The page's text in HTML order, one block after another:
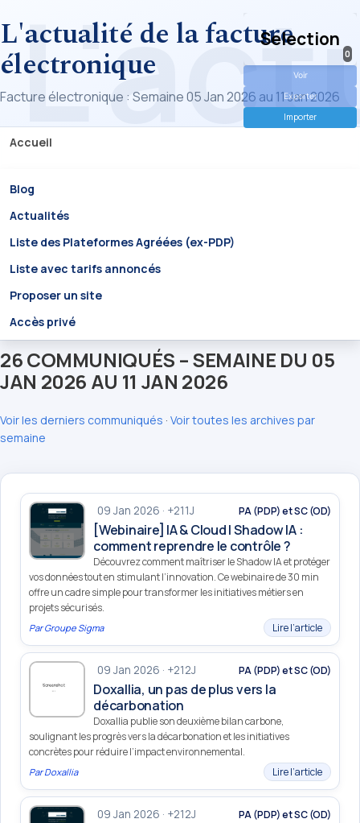
L'actualité de la facture
électronique
Facture électronique : Semaine 05 Jan 2026 au 11 Jan 2026
Accueil
Blog
Actualités
Liste des Plateformes Agréées (ex-PDP)
Liste avec tarifs annoncés
Proposer un site
Accès privé
Selection
0
Voir
Exporter
Importer
26 COMMUNIQUÉS – SEMAINE DU 05
JAN 2026 AU 11 JAN 2026
Voir les derniers communiqués · Voir toutes les archives par
semaine
09 Jan 2026 · +211J PA (PDP) et SC (OD)
[Webinaire] IA & Cloud | Shadow IA :
comment reprendre le contrôle ?
Découvrez comment maîtriser le Shadow IA et protéger
vos données tout en stimulant l’innovation. Ce webinaire de 30 min
offre un cadre simple pour transformer les initiatives métiers en
projets sécurisés.
ParGroupe Sigma Lire l’article
09 Jan 2026 · +212J PA (PDP) et SC (OD)
Doxallia, un pas de plus vers la
décarbonation
Doxallia publie son deuxième bilan carbone,
soulignant les progrès vers la décarbonation et les initiatives
concrètes pour réduire l’impact environnemental.
ParDoxallia Lire l’article
09 Jan 2026 · +212J PA (PDP) et SC (OD)